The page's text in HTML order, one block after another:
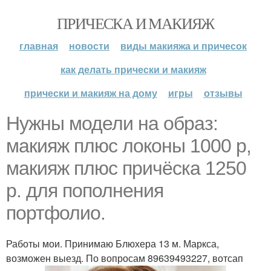
ПРИЧЕСКА И МАКИЯЖ
главная новости
виды макияжа и причесок
как делать прически и макияж
прически и макияж на дому
игры отзывы
Нужны модели на образ:
макияж плюс локоны 1000 р,
макияж плюс причёска 1250
р. для пополнения
портфолио.
Работы мои. Принимаю Блюхера 13 м. Маркса,
возможен выезд. По вопросам 89639493227, вотсап